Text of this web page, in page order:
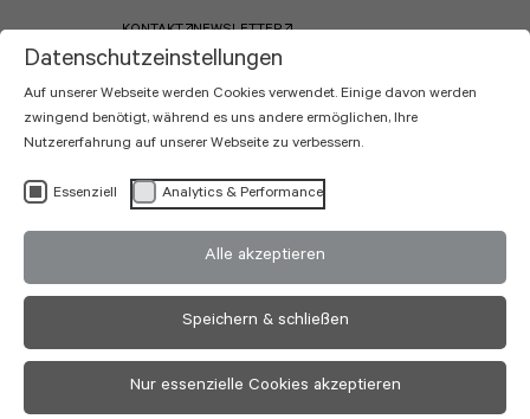
KONTAKT NEWSLETTER
Kontakt
sich für uns als Arbeitgeber? Was auch immer es sein mag: Wir
freuen uns, mit Ihnen darüber zu sprechen.
Datenschutzeinstellungen
Auf unserer Webseite werden Cookies verwendet. Einige davon werden
zwingend benötigt, während es uns andere ermöglichen, Ihre
Nutzererfahrung auf unserer Webseite zu verbessern.
Essenziell Analytics & Performance
Alle akzeptieren
Speichern & schließen
Nur essenzielle Cookies akzeptieren